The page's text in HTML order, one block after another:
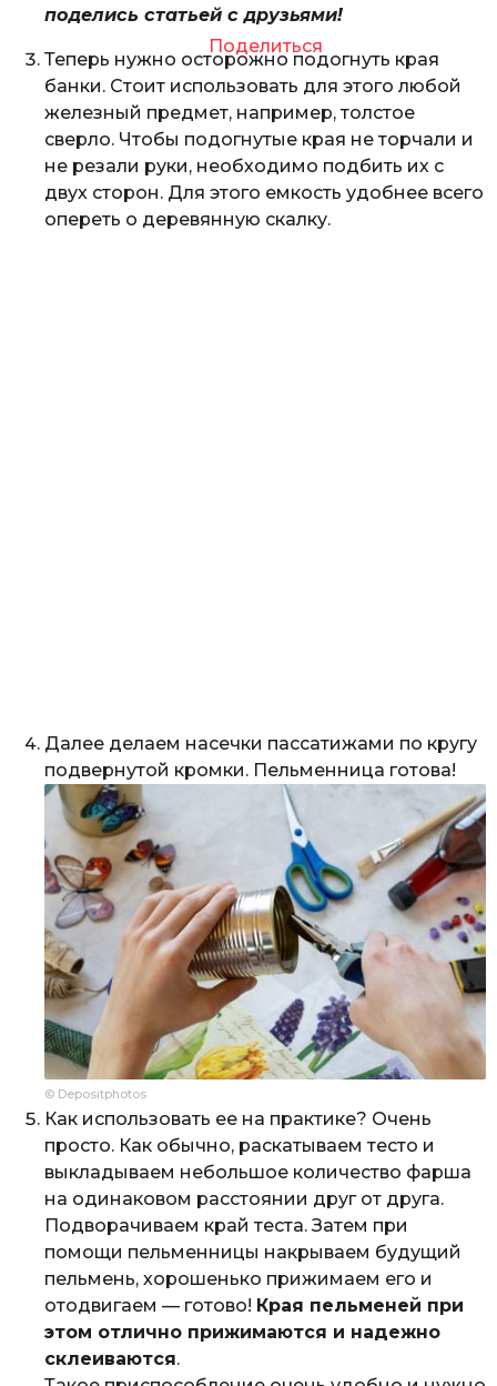
поделись статьей с друзьями!
Поделиться
Теперь нужно осторожно подогнуть края
банки. Стоит использовать для этого любой
железный предмет, например, толстое
сверло. Чтобы подогнутые края не торчали и
не резали руки, необходимо подбить их с
двух сторон. Для этого емкость удобнее всего
опереть о деревянную скалку.
Далее делаем насечки пассатижами по кругу
подвернутой кромки. Пельменница готова!
© Depositphotos
Как использовать ее на практике? Очень
просто. Как обычно, раскатываем тесто и
выкладываем небольшое количество фарша
на одинаковом расстоянии друг от друга.
Подворачиваем край теста. Затем при
помощи пельменницы накрываем будущий
пельмень, хорошенько прижимаем его и
отодвигаем — готово! Края пельменей при
этом отлично прижимаются и надежно
склеиваются.